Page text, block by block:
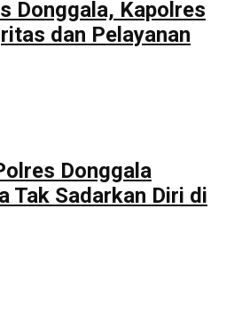
Donggala, Kapolres
dan Pelayanan
Donggala
Tak Sadarkan Diri di